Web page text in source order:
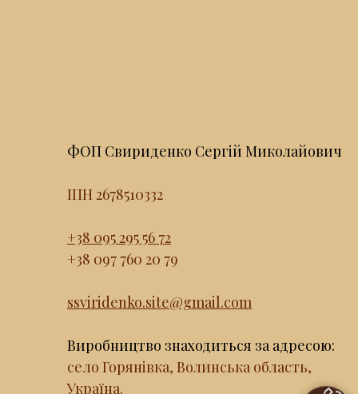
ФОП Свириденко Сергій Миколайович
ІПН 2678510332
+38 095 295 56 72
+38 097 760 20 79
ssviridenko.site@gmail.com
Виробництво знаходиться за адресою:
село Горянівка, Волинська область,
Україна.